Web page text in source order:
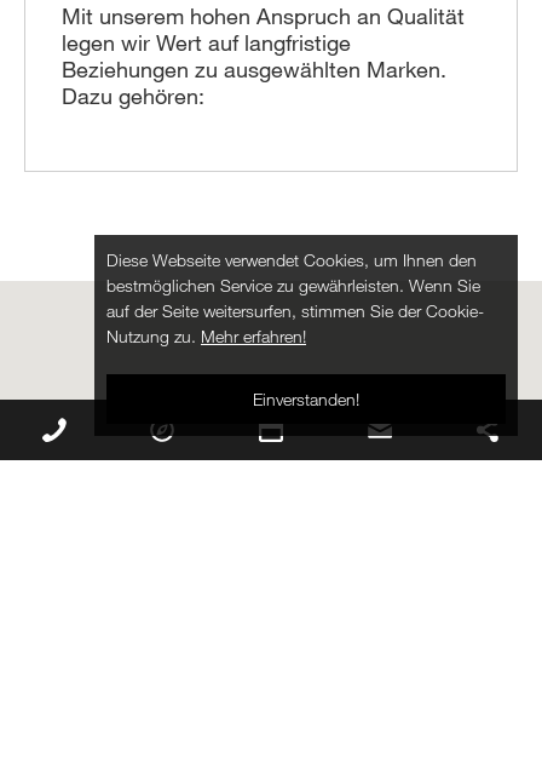
Mit unserem hohen Anspruch an Qualität
legen wir Wert auf langfristige
Beziehungen zu ausgewählten Marken.
Dazu gehören:
Diese Webseite verwendet Cookies, um Ihnen den
bestmöglichen Service zu gewährleisten. Wenn Sie
auf der Seite weitersurfen, stimmen Sie der Cookie-
Nutzung zu. Mehr erfahren!
Einverstanden!